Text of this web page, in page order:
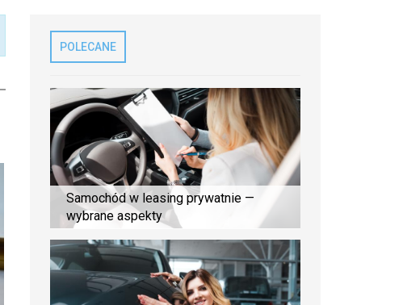
POLECANE
Samochód w leasing prywatnie —
wybrane aspekty